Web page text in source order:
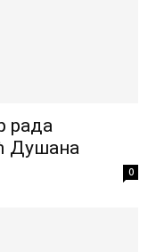
рада
Душана
0